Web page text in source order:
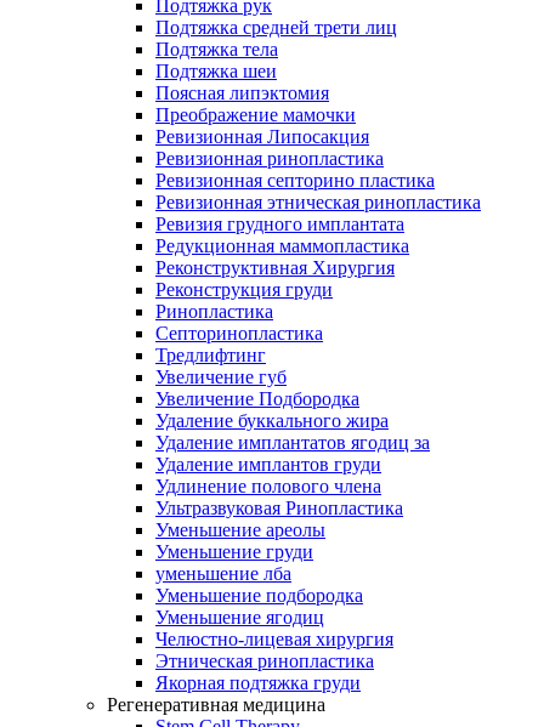
Подтяжка рук
Подтяжка средней трети лиц
Подтяжка тела
Подтяжка шеи
Поясная липэктомия
Преображение мамочки
Ревизионная Липосакция
Ревизионная ринопластика
Ревизионная септорино пластика
Ревизионная этническая ринопластика
Ревизия грудного имплантата
Редукционная маммопластика
Реконструктивная Хирургия
Реконструкция груди
Ринопластика
Септоринопластика
Тредлифтинг
Увеличение губ
Увеличение Подбородка
Удаление буккального жира
Удаление имплантатов ягодиц за
Удаление имплантов груди
Удлинение полового члена
Ультразвуковая Ринопластика
Уменьшение ареолы
Уменьшение груди
уменьшение лба
Уменьшение подбородка
Уменьшение ягодиц
Челюстно-лицевая хирургия
Этническая ринопластика
Якорная подтяжка груди
Регенеративная медицина